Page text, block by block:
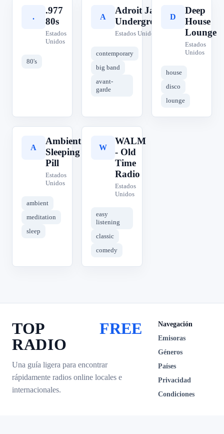
.
.977
80s
Estados
Unidos
80's
A
Adroit Jazz
Underground
Estados Unidos
contemporary
big band
avant-
garde
D
Deep
House
Lounge
Estados
Unidos
house
disco
lounge
A
Ambient
Sleeping
Pill
Estados
Unidos
ambient
meditation
sleep
W
WALM
- Old
Time
Radio
Estados
Unidos
easy
listening
classic
comedy
TOP
RADIO
FREE
Una guía ligera para encontrar
rápidamente radios online locales e
internacionales.
Navegación
Emisoras
Géneros
Países
Privacidad
Condiciones